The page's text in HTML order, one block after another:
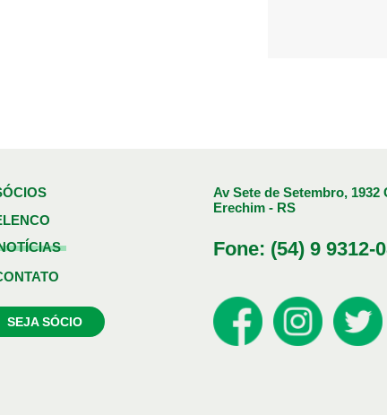
SEJA SÓCIO
Av Sete de Setembro, 1932
Erechim - RS
Fone: (54) 9 9312-